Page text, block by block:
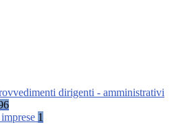
dirigenti - amministrativi
1